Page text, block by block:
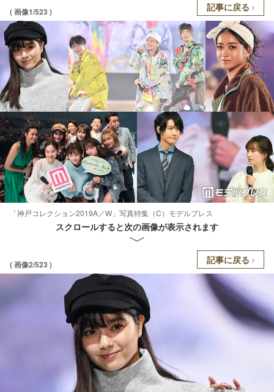
( 画像1/523 ) 記事に戻る
「神戸コレクション2019A／W」写真特集（C）モデルプレス
スクロールすると次の画像が表示されます
( 画像2/523 ) 記事に戻る